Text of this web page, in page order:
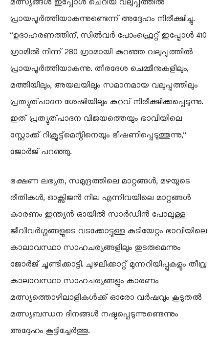
മത്സ്യങ്ങൾ ഇപ്പോൾ ചെറിയ വലുപ്പത്തിൽ
പ്രായപൂർത്തിയാകുന്നുണ്ടെന്ന് അദ്ദേഹം നിരീക്ഷിച്ചു.
“ഉദാഹരണത്തിന്, സിൽവർ പോംഫ്രെറ്റ് ഇപ്പോൾ 410
ഗ്രാമിൽ നിന്ന് 280 ഗ്രാമായി കുറഞ്ഞ വലുപ്പത്തിൽ
പ്രായപൂർത്തിയാകുന്നു. തീരദേശ ചെമ്മീനുകളിലും,
മത്തിയിലും, അയലയിലും സമാനമായ വലുപ്പത്തിലും
പ്രത്യുത്പാദന ശേഷിയിലും കുറവ് നിരീക്ഷിക്കപ്പെടുന്നു.
ഇത് പ്രത്യുത്പാദന വിജയത്തെയും ഭാവിയിലെ
സ്റ്റോക്ക് റിക്രൂട്ട്‌മെന്റിനെയും ഭീഷണിപ്പെടുത്തുന്നു,”
ജോർജ് പറഞ്ഞു.
ഭക്ഷണ ലഭ്യത, സമുദ്രത്തിലെ മാറ്റങ്ങൾ, മഴയുടെ
രീതികൾ, ഓക്സിജൻ നില എന്നിവയിലെ മാറ്റങ്ങൾ
കാരണം ഇന്ത്യൻ ഓയിൽ സാർഡിൻ പോലുള്ള
ജീവിവർഗ്ഗങ്ങളുടെ വടക്കോട്ടുള്ള കുടിയേറ്റം ഭാവിയിലെ
കാലാവസ്ഥാ സാഹചര്യങ്ങളിലും തുടരുമെന്നും
ജോർജ് ചൂണ്ടിക്കാട്ടി. ചുഴലിക്കാറ്റ് മുന്നറിയിപ്പുകളും തീവ്ര
കാലാവസ്ഥാ സാഹചര്യങ്ങളും കാരണം
മത്സ്യത്തൊഴിലാളികൾക്ക് ഓരോ വർഷവും കൂടുതൽ
മത്സ്യബന്ധന ദിനങ്ങൾ നഷ്ടപ്പെടുന്നുണ്ടെന്നും
അദ്ദേഹം കൂട്ടിച്ചേർത്തു.